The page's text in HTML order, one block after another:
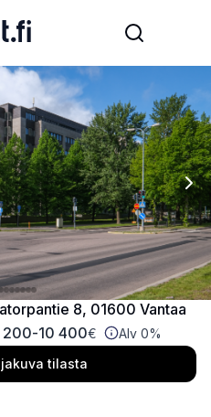
8, 01600 Vantaa
200-10 400€
Alv 0%
tilasta